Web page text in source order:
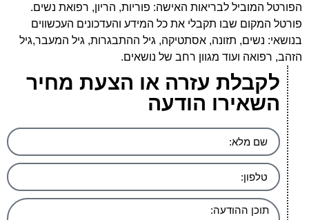
הפורטל המוביל לבריאות האישה: פוריות, הריון, רפואת נשים.
פורטל המקום שבו תקבלי את כל המידע והעדכונים העכשווים
בנושאי: נשים, תזונה, אסתטיקה, גיל ההתבגרות, גיל המעבר,גיל
הזהב, רפואה ועוד מגוון רחב של נושאים.
לקבלת עזרה או הצעת מחיר
השאירו הודעה